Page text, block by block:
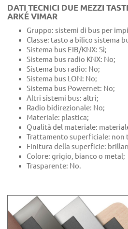
DATI TECNICI DUE MEZZI
ARKÉ VIMAR
Gruppo: sistemi di bus per
Classe: tasto a bilico sistema
Sistema bus EIB/KNX: Sì;
Sistema bus radio KNX: No;
Sistema bus radio: No;
Sistema bus LON: No;
Sistema bus Powernet: No;
Altri sistemi bus: altri;
Radio bidirezionale: No;
Materiale: plastica;
Qualità del materiale:
Trattamento superficiale: non
Finitura della superficie:
Colore: grigio, bianco o metal;
Trasparente: No.